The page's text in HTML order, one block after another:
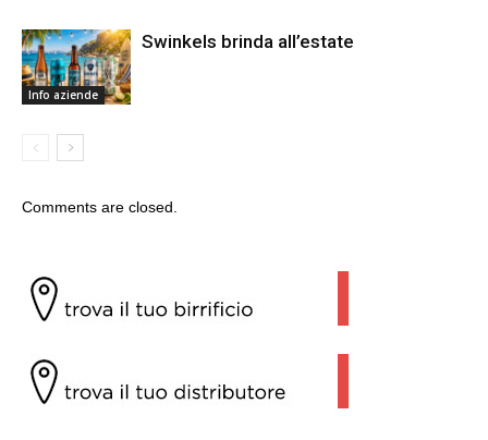
Info aziende
Swinkels brinda all’estate
Comments are closed.